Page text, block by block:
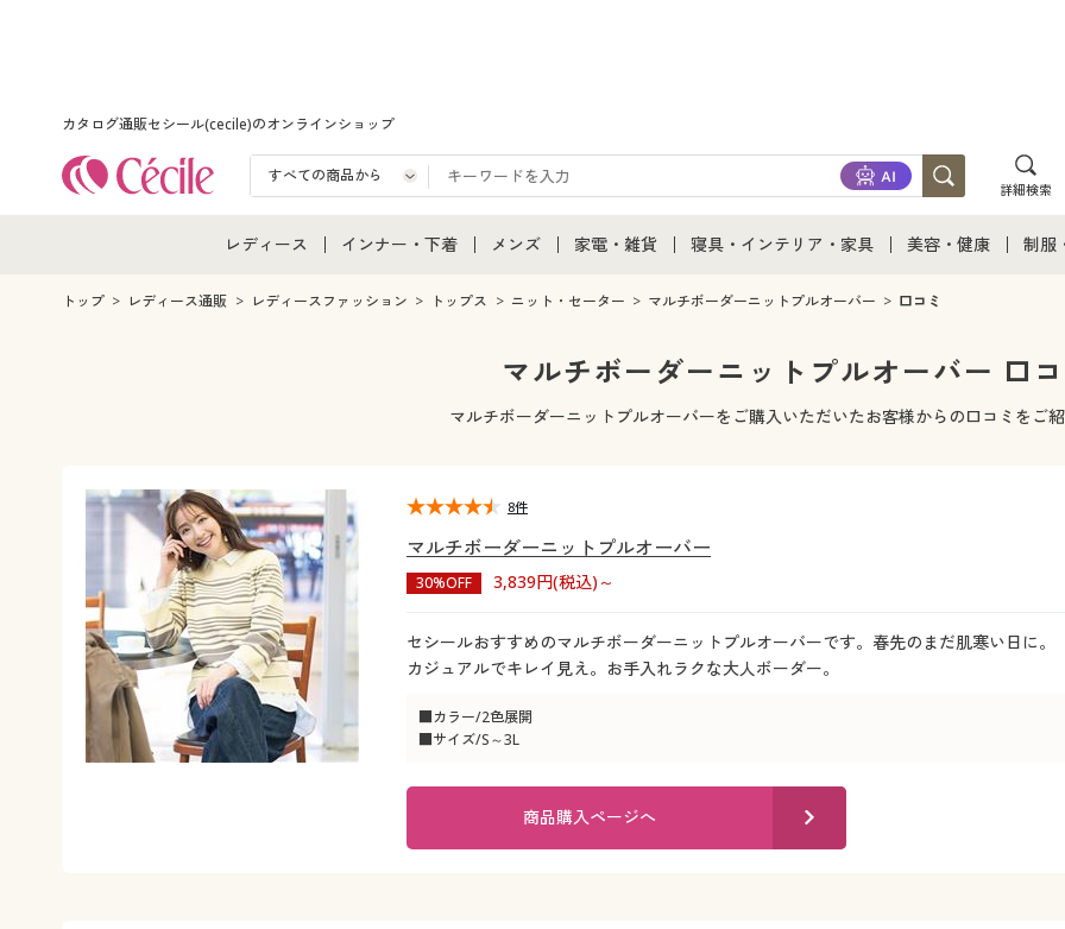
カタログ通販セシール(cecile)のオンラインショップ
詳細検索
レディース
レディース通販すべて
インナー・下着
インナー・下着通販すべて
メンズ
メンズ通販すべて
メンズファッション
メンズ下着
家電・雑貨
家電・雑貨すべて
家電
キッチン・雑貨・日用品
寝具・インテリア・家具
寝具・インテリア・家具通販すべて
寝具・ベッド
美容・健康
美容・健康通販すべて
美容・健康・サプリ
制服
制
ジュ
トップ レディース通販 レディースファッション トップス ニット・セーター マルチボーダーニットプルオーバー 口コミ
マルチボーダーニットプルオーバー 口コ
マルチボーダーニットプルオーバーをご購入いただいたお客様からの口コミをご紹
マルチボーダーニットプルオーバー
30%OFF 3,839円(税込)～
セシールおすすめのマルチボーダーニットプルオーバーです。春先のまだ肌寒い日に。
カジュアルでキレイ見え。お手入れラクな大人ボーダー。
■カラー/2色展開
■サイズ/S～3L
8件
商品購入ページへ